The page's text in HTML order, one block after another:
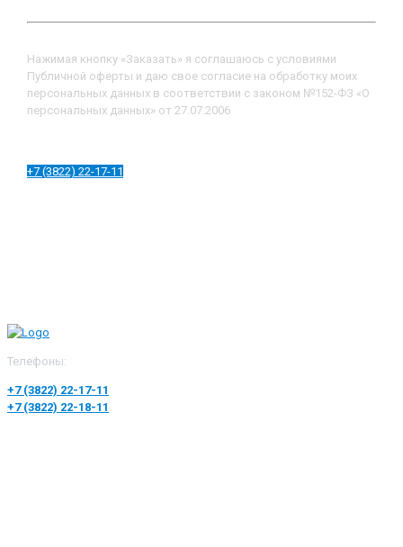
Нажимая кнопку «Заказать» я соглашаюсь с условиями
Публичной оферты и даю свое согласие на обработку моих
персональных данных в соответствии с законом №152-ФЗ «О
персональных данных» от 27.07.2006
+7 (3822) 22-17-11
Телефоны:
+7 (3822) 22-17-11
+7 (3822) 22-18-11